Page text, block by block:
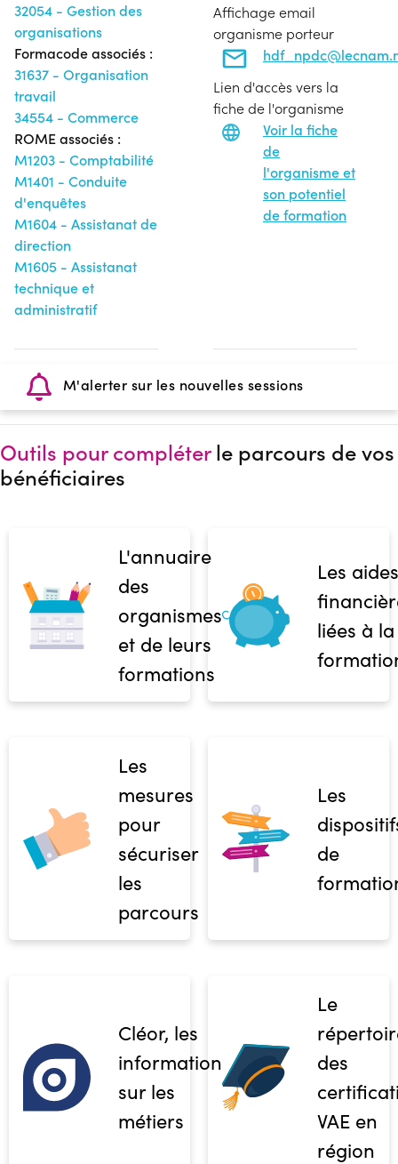
32054 - Gestion des
organisations
Formacode associés :
31637 - Organisation
travail
34554 - Commerce
ROME associés :
M1203 - Comptabilité
M1401 - Conduite
d'enquêtes
M1604 - Assistanat de
direction
M1605 - Assistanat
technique et
administratif
Affichage email
organisme porteur
Lien d'accès vers la
fiche de l'organisme
Voir la fiche
de
l'organisme et
son potentiel
de formation
M'alerter sur les nouvelles sessions
Outils pour compléterle parcours de vos
bénéficiaires
L'annuaire
des
organismes
et de leurs
formations
Les aides
liées à la
Les
mesures
pour
sécuriser
les
parcours
Les
de
Cléor, les
informations
sur les
métiers
Le
des
VAE en
région